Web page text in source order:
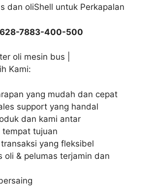
dan oliShell untuk Perkapalan
7883-400-500
oli mesin bus |
Kami:
yang mudah dan cepat
support yang handal
dan kami antar
tempat tujuan
yang fleksibel
oli & pelumas terjamin dan